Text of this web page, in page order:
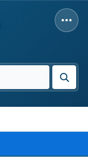
IŠČI